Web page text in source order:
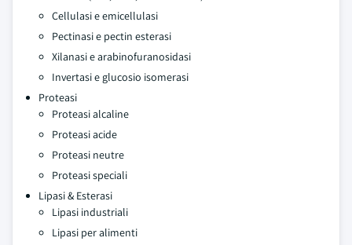
Cellulasi e emicellulasi
Pectinasi e pectin esterasi
Xilanasi e arabinofuranosidasi
Invertasi e glucosio isomerasi
Proteasi
Proteasi alcaline
Proteasi acide
Proteasi neutre
Proteasi speciali
Lipasi & Esterasi
Lipasi industriali
Lipasi per alimenti